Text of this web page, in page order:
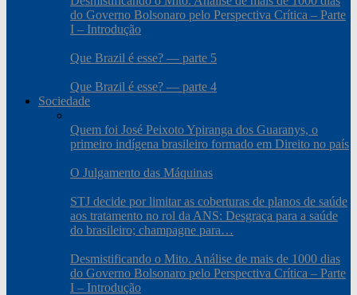
do Governo Bolsonaro pelo Perspectiva Crítica – Parte
I – Introdução
Que Brazil é esse? — parte 5
Que Brazil é esse? — parte 4
Sociedade
Quem foi José Peixoto Ypiranga dos Guaranys, o
primeiro indígena brasileiro formado em Direito no país
O Julgamento das Máquinas
STJ decide por limitar as coberturas de planos de saúde
aos tratamento no rol da ANS: Desgraça para a saúde
do brasileiro; champagne para…
Desmistificando o Mito. Análise de mais de 1000 dias
do Governo Bolsonaro pelo Perspectiva Crítica – Parte
I – Introdução